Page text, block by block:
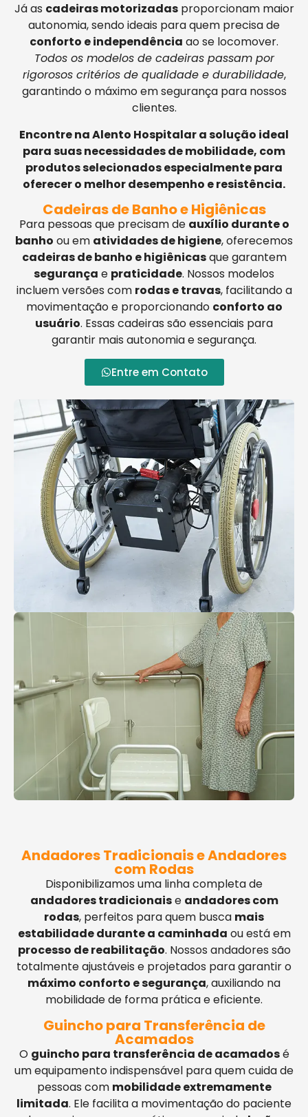
Já as cadeiras motorizadasproporcionam maior
autonomia, sendo ideais para quem precisa de
conforto e independência ao se locomover.
Todos os modelos de cadeiras passam por
rigorosos critérios de qualidade e durabilidade,
garantindo o máximo em segurança para nossos
clientes.
Encontre na Alento Hospitalar a solução ideal
para suas necessidades de mobilidade, com
produtos selecionados especialmente para
oferecer o melhor desempenho e resistência.
Cadeiras de Banho e Higiênicas
Para pessoas que precisam de auxílio durante o
banho ou em atividades de higiene, oferecemos
cadeiras de banho e higiênicasque garantem
segurança e praticidade. Nossos modelos
incluem versões com rodas e travas, facilitando a
movimentação e proporcionando conforto ao
usuário. Essas cadeiras são essenciais para
garantir mais autonomia e segurança.
Entre em Contato
Andadores Tradicionais e Andadores
com Rodas
Disponibilizamos uma linha completa de
andadores tradicionaise andadores com
rodas, perfeitos para quem busca mais
estabilidade durante a caminhada ou está em
processo de reabilitação. Nossos andadores são
totalmente ajustáveis e projetados para garantir o
máximo conforto e segurança, auxiliando na
mobilidade de forma prática e eficiente.
Guincho para Transferência de
Acamados
O guincho para transferência de acamadosé
um equipamento indispensável para quem cuida de
pessoas com mobilidade extremamente
limitada. Ele facilita a movimentação do paciente